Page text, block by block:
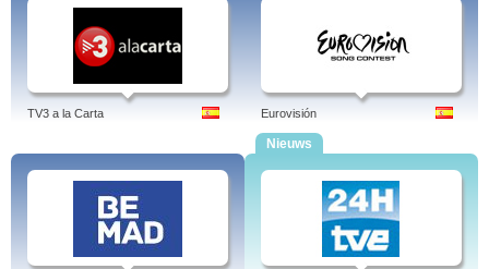
TV3 a la Carta Eurovisión
Nieuws